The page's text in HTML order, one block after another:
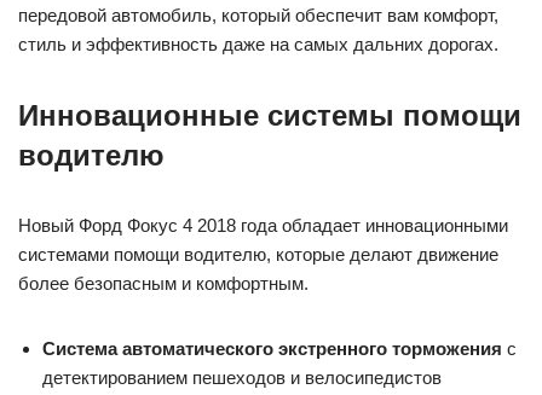
передовой автомобиль, который обеспечит вам комфорт,
стиль и эффективность даже на самых дальних дорогах.
Инновационные системы помощи
водителю
Новый Форд Фокус 4 2018 года обладает инновационными
системами помощи водителю, которые делают движение
более безопасным и комфортным.
Система автоматического экстренного торможения с
детектированием пешеходов и велосипедистов